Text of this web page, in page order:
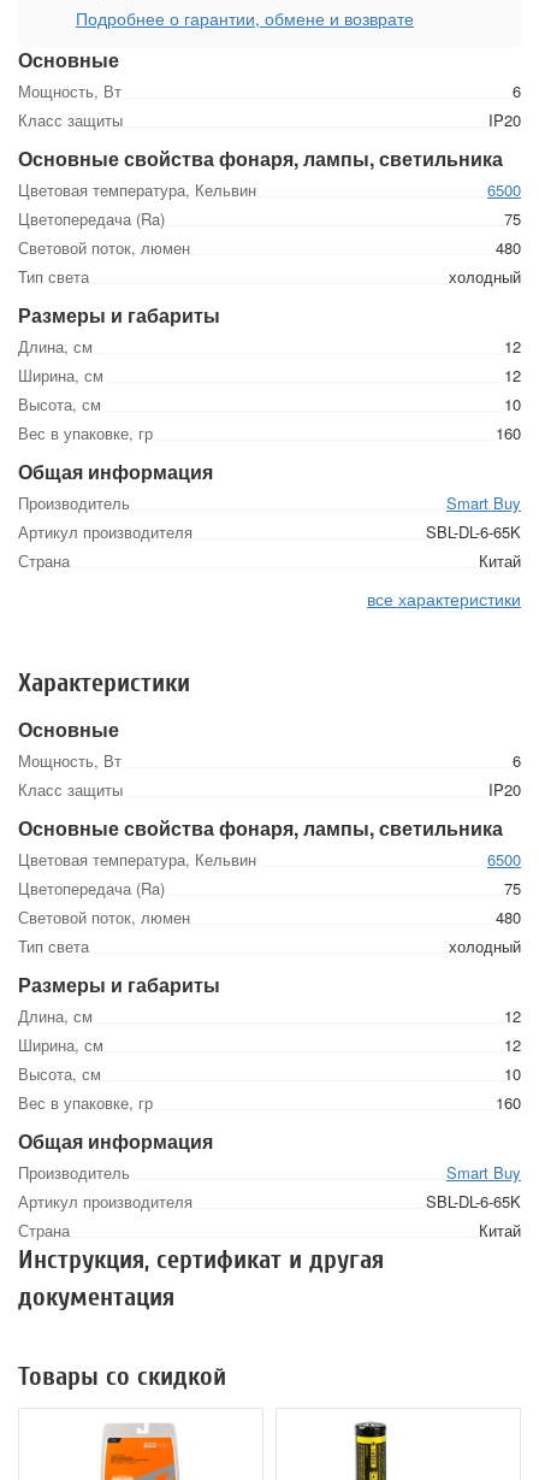
Основные
Мощность, Вт
6
Класс защиты
IP20
Основные свойства фонаря, лампы, светильника
Цветовая температура, Кельвин
6500
Цветопередача (Ra)
75
Световой поток, люмен
480
Тип света
холодный
Размеры и габариты
Длина, см
12
Ширина, см
12
Высота, см
10
Вес в упаковке, гр
160
Общая информация
Производитель
Smart Buy
Артикул производителя
SBL-DL-6-65K
Страна
Китай
все характеристики
Подробнее о гарантии, обмене и возврате
Характеристики
Основные
Мощность, Вт
6
Класс защиты
IP20
Основные свойства фонаря, лампы, светильника
Цветовая температура, Кельвин
6500
Цветопередача (Ra)
75
Световой поток, люмен
480
Тип света
холодный
Размеры и габариты
Длина, см
12
Ширина, см
12
Высота, см
10
Вес в упаковке, гр
160
Общая информация
Производитель
Smart Buy
Артикул производителя
SBL-DL-6-65K
Страна
Китай
Инструкция, сертификат и другая
документация
Товары со скидкой